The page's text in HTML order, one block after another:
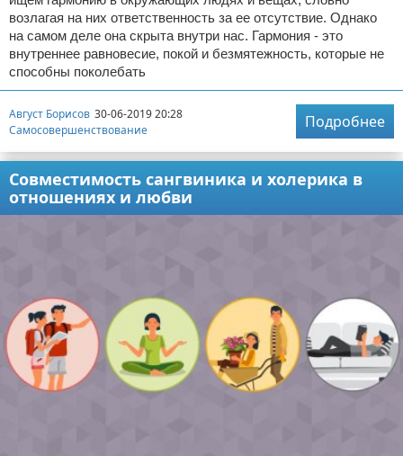
возлагая на них ответственность за ее отсутствие. Однако
на самом деле она скрыта внутри нас. Гармония - это
внутреннее равновесие, покой и безмятежность, которые не
способны поколебать
Август Борисов 30-06-2019 20:28
Самосовершенствование
Подробнее
Совместимость сангвиника и холерика в
отношениях и любви